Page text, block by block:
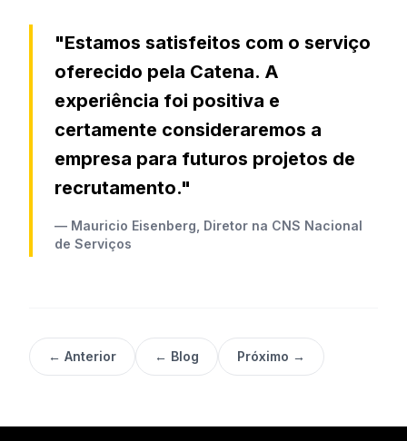
"Estamos satisfeitos com o serviço
oferecido pela Catena. A
experiência foi positiva e
certamente consideraremos a
empresa para futuros projetos de
recrutamento."
— Mauricio Eisenberg, Diretor na CNS Nacional
de Serviços
← Anterior ← Blog Próximo →